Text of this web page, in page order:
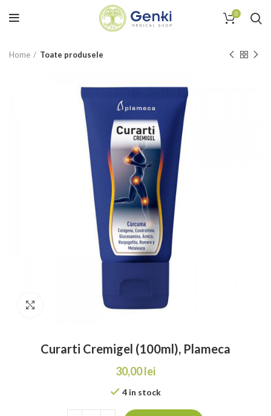
0
Home Toate produsele
Curarti Cremigel (100ml), Plameca
30,00lei
4 in stock